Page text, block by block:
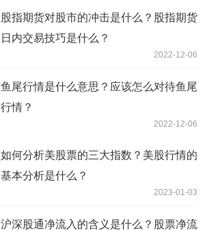
股指期货对股市的冲击是什么？股指期货
日内交易技巧是什么？
2022-12-06
鱼尾行情是什么意思？应该怎么对待鱼尾
行情？
2022-12-06
如何分析美股票的三大指数？美股行情的
基本分析是什么？
2023-01-03
沪深股通净流入的含义是什么？股票净流